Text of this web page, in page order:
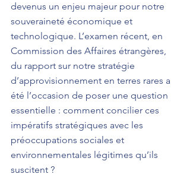
devenus un enjeu majeur pour notre
souveraineté économique et
technologique. L’examen récent, en
Commission des Affaires étrangères,
du rapport sur notre stratégie
d’approvisionnement en terres rares a
été l’occasion de poser une question
essentielle : comment concilier ces
impératifs stratégiques avec les
préoccupations sociales et
environnementales légitimes qu’ils
suscitent ?